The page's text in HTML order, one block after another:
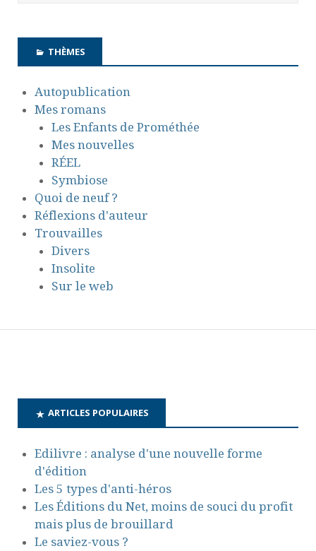
THÈMES
Autopublication
Mes romans
Les Enfants de Prométhée
Mes nouvelles
RÉEL
Symbiose
Quoi de neuf ?
Réflexions d'auteur
Trouvailles
Divers
Insolite
Sur le web
ARTICLES POPULAIRES
Edilivre : analyse d'une nouvelle forme
d'édition
Les 5 types d'anti-héros
Les Éditions du Net, moins de souci du profit
mais plus de brouillard
Le saviez-vous ?